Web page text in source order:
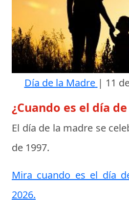
Día de la Madre | 11
¿Cuando es el día
El día de la madre se
de 1997.
Mira cuando es el día
2026.